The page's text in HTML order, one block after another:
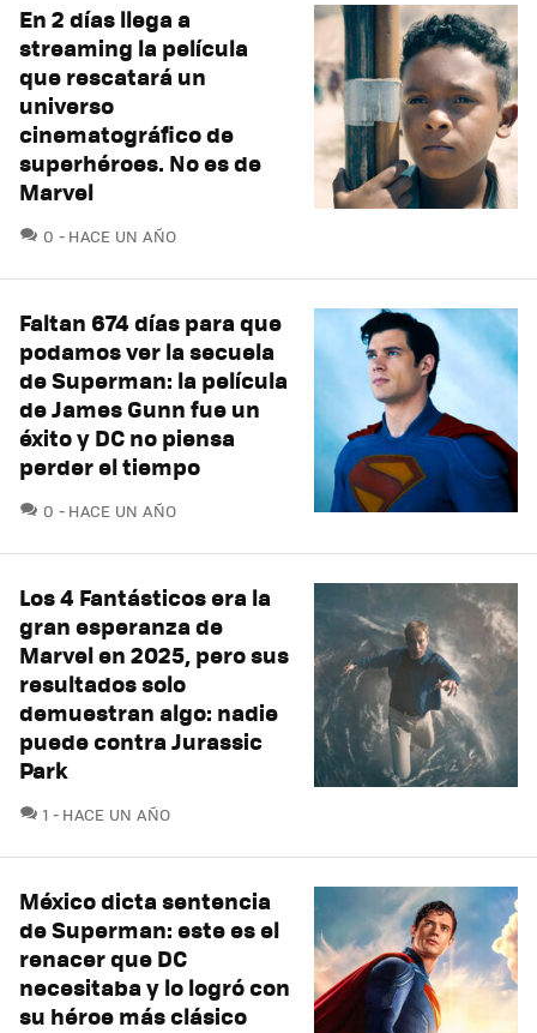
En 2 días llega a
streaming la película
que rescatará un
universo
cinematográfico de
superhéroes. No es de
Marvel
0 COMENTARIOS
HACE UN AÑO
Faltan 674 días para que
podamos ver la secuela
de Superman: la película
de James Gunn fue un
éxito y DC no piensa
perder el tiempo
0 COMENTARIOS
HACE UN AÑO
Los 4 Fantásticos era la
gran esperanza de
Marvel en 2025, pero sus
resultados solo
demuestran algo: nadie
puede contra Jurassic
Park
1 COMENTARIOS
HACE UN AÑO
México dicta sentencia
de Superman: este es el
renacer que DC
necesitaba y lo logró con
su héroe más clásico